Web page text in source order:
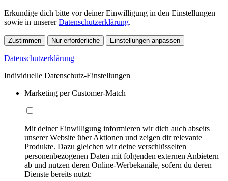
Erkundige dich bitte vor deiner Einwilligung in den Einstellungen
sowie in unsererDatenschutzerklärung.
Zustimmen Nur erforderliche Einstellungen anpassen
Datenschutzerklärung
Individuelle Datenschutz-Einstellungen
Marketing per Customer-Match
Mit deiner Einwilligung informieren wir dich auch abseits
unserer Website über Aktionen und zeigen dir relevante
Produkte. Dazu gleichen wir deine verschlüsselten
personenbezogenen Daten mit folgenden externen Anbietern
ab und nutzen deren Online-Werbekanäle, sofern du deren
Dienste bereits nutzt: